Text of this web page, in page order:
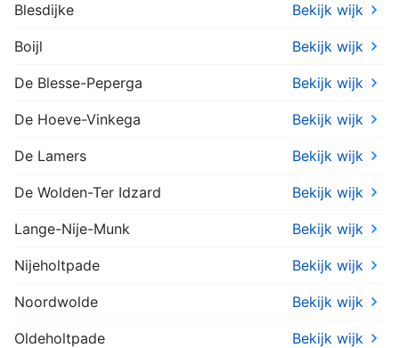
Blesdijke Bekijk wijk
Boijl Bekijk wijk
De Blesse-Peperga Bekijk wijk
De Hoeve-Vinkega Bekijk wijk
De Lamers Bekijk wijk
De Wolden-Ter Idzard Bekijk wijk
Lange-Nije-Munk Bekijk wijk
Nijeholtpade Bekijk wijk
Noordwolde Bekijk wijk
Oldeholtpade Bekijk wijk